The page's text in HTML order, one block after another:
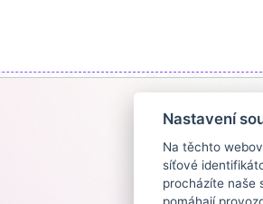
Nastavení
Na těchto
síťové
procházíte naše